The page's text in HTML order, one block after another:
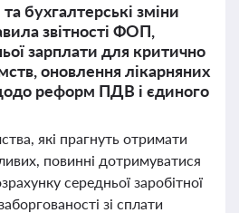
бухгалтерські зміни
звітності ФОП,
зарплати для критично
оновлення лікарняних
реформ ПДВ і єдиного
які прагнуть отримати
повинні дотримуватися
середньої заробітної
зі сплати